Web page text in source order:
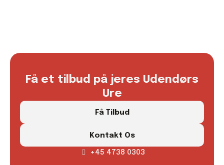
Få et tilbud på jeres Udendørs
Ure
Få Tilbud
Kontakt Os
+45 4738 0303